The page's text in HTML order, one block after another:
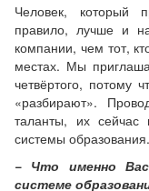
Человек, который
правило, лучше и
компании, чем тот,
местах. Мы
четвёртого, потому
«разбирают».
таланты, их сейчас
системы образования.
− Что именно
системе